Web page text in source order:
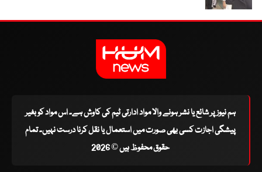
ہم نیوز پر شائع یا نشر ہونے والا مواد ادارتی ٹیم کی کاوش ہے۔ اس مواد کو بغیر
پیشگی اجازت کسی بھی صورت میں استعمال یا نقل کرنا درست نہیں۔ تمام
حقوق محفوظ ہیں © 2026